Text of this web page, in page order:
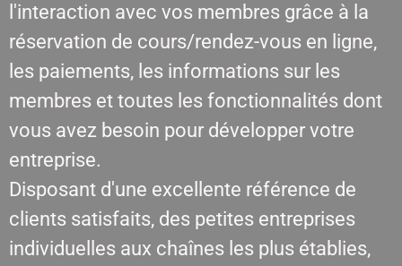
l'interaction avec vos membres grâce à la
réservation de cours/rendez-vous en ligne,
les paiements, les informations sur les
membres et toutes les fonctionnalités dont
vous avez besoin pour développer votre
entreprise.
Disposant d'une excellente référence de
clients satisfaits, des petites entreprises
individuelles aux chaînes les plus établies,